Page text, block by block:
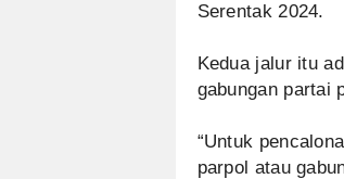
Serentak 2024.
Kedua jalur itu
gabungan partai
“Untuk
parpol atau